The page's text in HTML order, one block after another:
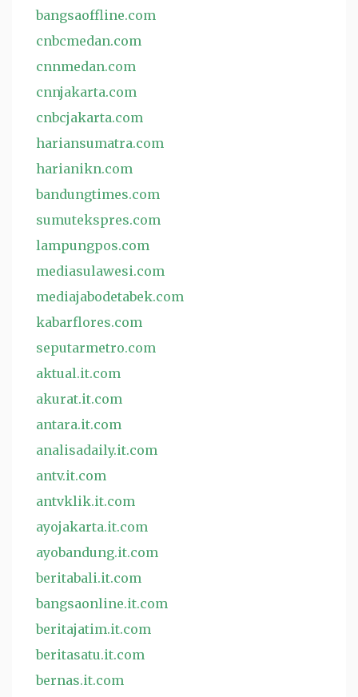
bangsaoffline.com
cnbcmedan.com
cnnmedan.com
cnnjakarta.com
cnbcjakarta.com
hariansumatra.com
harianikn.com
bandungtimes.com
sumutekspres.com
lampungpos.com
mediasulawesi.com
mediajabodetabek.com
kabarflores.com
seputarmetro.com
aktual.it.com
akurat.it.com
antara.it.com
analisadaily.it.com
antv.it.com
antvklik.it.com
ayojakarta.it.com
ayobandung.it.com
beritabali.it.com
bangsaonline.it.com
beritajatim.it.com
beritasatu.it.com
bernas.it.com